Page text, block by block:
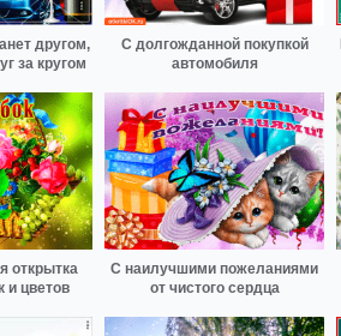
другом,
за кругом
С долгожданной покупкой
автомобиля
открытка
и цветов
С наилучшими пожеланиями
от чистого сердца